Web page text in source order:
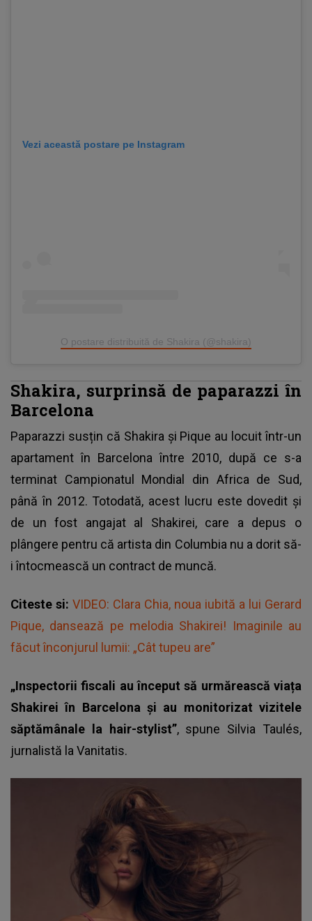
Vezi această postare pe Instagram
O postare distribuită de Shakira (@shakira)
Shakira, surprinsă de paparazzi în
Barcelona
Paparazzi susțin că Shakira și Pique au locuit într-un
apartament în Barcelona între 2010, după ce s-a
terminat Campionatul Mondial din Africa de Sud,
până în 2012. Totodată, acest lucru este dovedit și
de un fost angajat al Shakirei, care a depus o
plângere pentru că artista din Columbia nu a dorit să-
i întocmească un contract de muncă.
Citeste si: VIDEO: Clara Chia, noua iubită a lui Gerard
Pique, dansează pe melodia Shakirei! Imaginile au
făcut înconjurul lumii: „Cât tupeu are”
„Inspectorii fiscali au început să urmărească viața
Shakirei în Barcelona și au monitorizat vizitele
săptămânale la hair-stylist”, spune Silvia Taulés,
jurnalistă la Vanitatis.